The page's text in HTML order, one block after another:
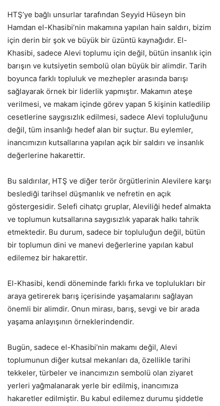
HTŞ’ye bağlı unsurlar tarafından Seyyid Hüseyn bin
Hamdan el-Khasibi’nin makamına yapılan hain saldırı, bizim
için derin bir şok ve büyük bir üzüntü kaynağıdır. El-
Khasibi, sadece Alevi toplumu için değil, bütün insanlık için
barışın ve kutsiyetin sembolü olan büyük bir alimdir. Tarih
boyunca farklı topluluk ve mezhepler arasında barışı
sağlayarak örnek bir liderlik yapmıştır. Makamın ateşe
verilmesi, ve makam içinde görev yapan 5 kişinin katledilip
cesetlerine saygısızlık edilmesi, sadece Alevi topluluğunu
değil, tüm insanlığı hedef alan bir suçtur. Bu eylemler,
inancımızın kutsallarına yapılan açık bir saldırı ve insanlık
değerlerine hakarettir.
Bu saldırılar, HTŞ ve diğer terör örgütlerinin Alevilere karşı
beslediği tarihsel düşmanlık ve nefretin en açık
göstergesidir. Selefi cihatçı gruplar, Aleviliği hedef almakta
ve toplumun kutsallarına saygısızlık yaparak halkı tahrik
etmektedir. Bu durum, sadece bir topluluğun değil, bütün
bir toplumun dini ve manevi değerlerine yapılan kabul
edilemez bir hakarettir.
El-Khasibi, kendi döneminde farklı fırka ve toplulukları bir
araya getirerek barış içerisinde yaşamalarını sağlayan
önemli bir alimdir. Onun mirası, barış, sevgi ve bir arada
yaşama anlayışının örneklerindendir.
Bugün, sadece el-Khasibi’nin makamı değil, Alevi
toplumunun diğer kutsal mekanları da, özellikle tarihi
tekkeler, türbeler ve inancımızın sembolü olan ziyaret
yerleri yağmalanarak yerle bir edilmiş, inancımıza
hakaretler edilmiştir. Bu kabul edilemez durumu şiddetle